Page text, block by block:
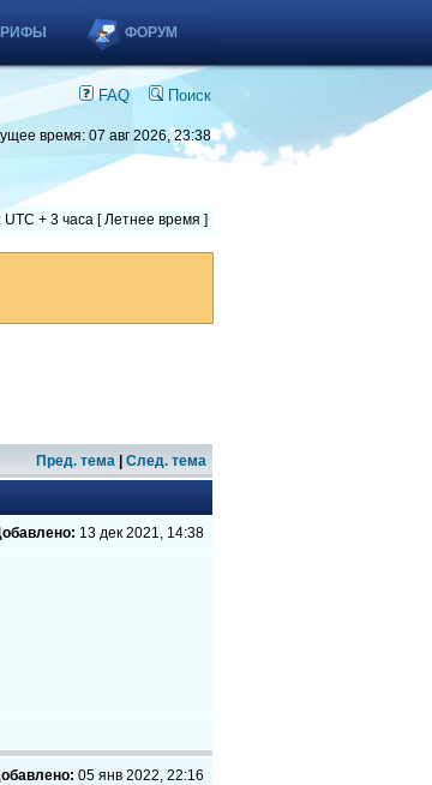
ФОРУМ
FAQ Поиск
время: 07 авг 2026, 23:38
UTC + 3 часа [ Летнее время ]
Пред. тема След. тема
13 дек 2021, 14:38
05 янв 2022, 22:16